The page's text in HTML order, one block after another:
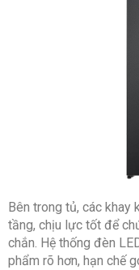
Bên trong tủ, các
tầng, chịu lực tốt để
chắn. Hệ thống đèn
phẩm rõ hơn, hạn chế